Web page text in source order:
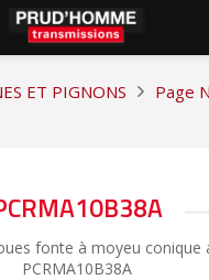
ET PIGNONS
Page
fonte à moyeu conique
PCRMA10B38A